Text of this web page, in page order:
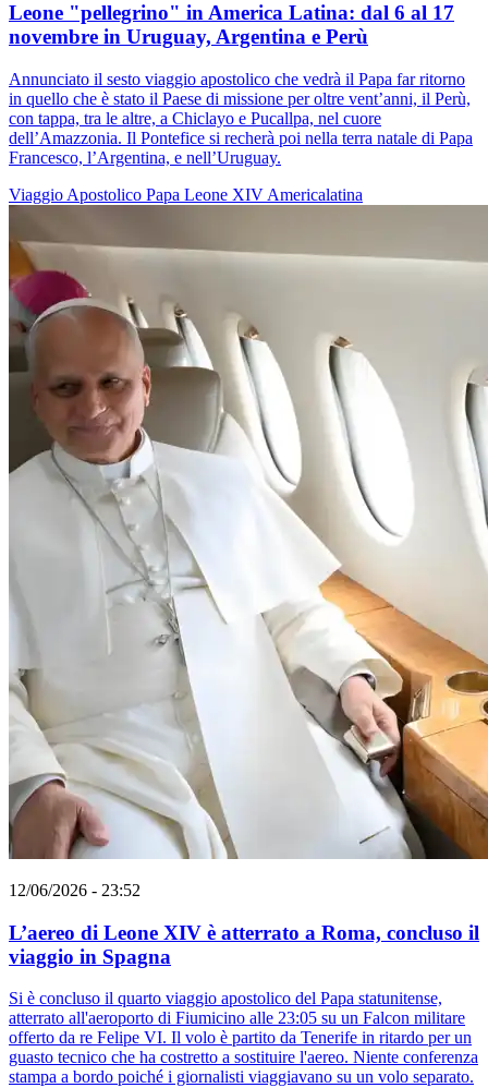
Leone "pellegrino" in America Latina: dal 6 al 17
novembre in Uruguay, Argentina e Perù
Annunciato il sesto viaggio apostolico che vedrà il Papa far ritorno
in quello che è stato il Paese di missione per oltre vent’anni, il Perù,
con tappa, tra le altre, a Chiclayo e Pucallpa, nel cuore
dell’Amazzonia. Il Pontefice si recherà poi nella terra natale di Papa
Francesco, l’Argentina, e nell’Uruguay.
Viaggio Apostolico Papa Leone XIV Americalatina
12/06/2026 - 23:52
L’aereo di Leone XIV è atterrato a Roma, concluso il
viaggio in Spagna
Si è concluso il quarto viaggio apostolico del Papa statunitense,
atterrato all'aeroporto di Fiumicino alle 23:05 su un Falcon militare
offerto da re Felipe VI. Il volo è partito da Tenerife in ritardo per un
guasto tecnico che ha costretto a sostituire l'aereo. Niente conferenza
stampa a bordo poiché i giornalisti viaggiavano su un volo separato.